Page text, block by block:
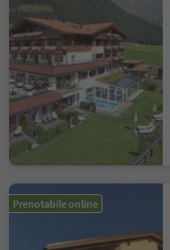
Prenotabile online